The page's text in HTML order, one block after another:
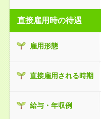
直接雇用時の待遇
雇用形態
直接雇用される時期
給与・年収例